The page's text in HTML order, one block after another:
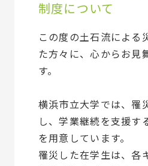
制度について
この度の土石流による
た方々に、心からお見
す。
横浜市立大学では、罹
し、学業継続を支援す
を用意しています。
罹災した在学生は、各